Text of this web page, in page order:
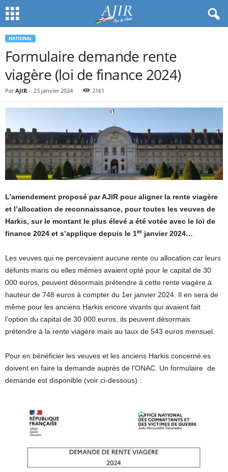
NATIONAL
Formulaire demande rente
viagère (loi de finance 2024)
Par AJIR - 23 janvier 2024 2161
L’amendement proposé par AJIR pour aligner la rente viagère
et l’allocation de reconnaissance, pour toutes les veuves de
Harkis, sur le montant le plus élevé a été votée avec le loi de
finance 2024 et s’applique depuis le 1er janvier 2024…
Les veuves qui ne percevaient aucune rente ou allocation car leurs
défunts maris ou elles mêmes avaient opté pour le capital de 30
000 euros, peuvent désormais prétendre à cette rente viagère à
hauteur de 748 euros à compter du 1er janvier 2024. Il en sera de
même pour les anciens Harkis encore vivants qui avaient fait
l’option du capital de 30 000 euros, ils peuvent désormais
prétendre à la rente viagère mais au taux de 543 euros mensuel.
Pour en bénéficier les veuves et les anciens Harkis concerné.es
doivent en faire la demande auprès de l’ONAC. Un formulaire de
demande est disponible (voir ci-dessous) :